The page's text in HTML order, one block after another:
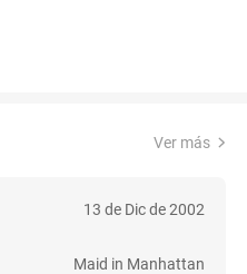
Ver más
13 de Dic de 2002
Maid in Manhattan